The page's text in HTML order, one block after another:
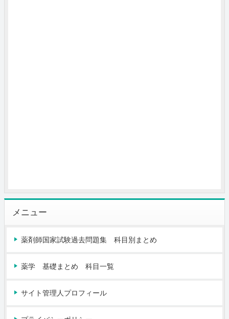
メニュー
薬剤師国家試験過去問題集 科目別まとめ
薬学 基礎まとめ 科目一覧
サイト管理人プロフィール